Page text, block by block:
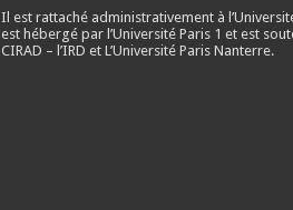
Il est rattaché administrativement à
est hébergé par l’Université Paris 1 et est
CIRAD – l’IRD et L’Université Paris Nanterre.